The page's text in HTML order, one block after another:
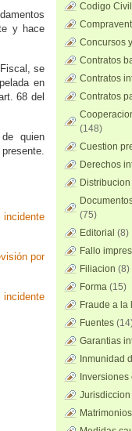
y hace
se
en
68 del
quien
por
Codigo
Concursos
Contratos
Contratos
Contratos
(148)
Cuestion
Derechos
Distribucion
(75)
Editorial (8)
Fallo
Filiacion (8)
Forma (15)
Fraude a la
Fuentes
Garantias
Inmunidad
Jurisdiccion